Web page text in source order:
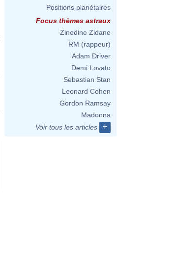
Positions planétaires
Focus thèmes astraux
Zinedine Zidane
RM (rappeur)
Adam Driver
Demi Lovato
Sebastian Stan
Leonard Cohen
Gordon Ramsay
Madonna
Voir tous les articles
+